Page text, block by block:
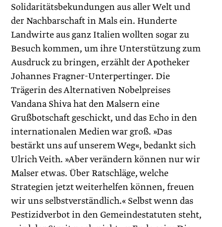
Solidaritätsbekundungen aus aller Welt und
der Nachbarschaft in Mals ein. Hunderte
Landwirte aus ganz Italien wollten sogar zu
Besuch kommen, um ihre Unterstützung zum
Ausdruck zu bringen, erzählt der Apotheker
Johannes Fragner-Unterpertinger. Die
Trägerin des Alternativen Nobelpreises
Vandana Shiva hat den Malsern eine
Grußbotschaft geschickt, und das Echo in den
internationalen Medien war groß. »Das
bestärkt uns auf unserem Weg«, bedankt sich
Ulrich Veith. »Aber verändern können nur wir
Malser etwas. Über Ratschläge, welche
Strategien jetzt weiterhelfen können, freuen
wir uns selbstverständlich.« Selbst wenn das
Pestizidverbot in den Gemeindestatuten steht,